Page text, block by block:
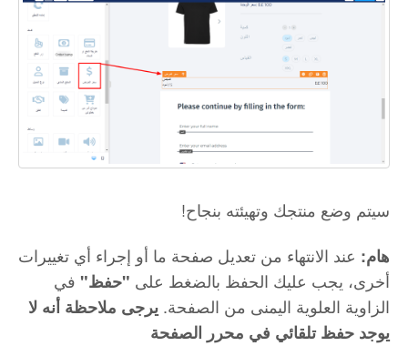
!سيتم وضع منتجك وتهيئته بنجاح
هام: عند الانتهاء من تعديل صفحة ما أو إجراء أي تغييرات
أخرى، يجب عليك الحفظ بالضغط على "حفظ" في
الزاوية العلوية اليمنى من الصفحة. يرجى ملاحظة أنه لا
يوجد حفظ تلقائي في محرر الصفحة